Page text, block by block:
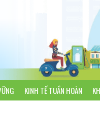
KINH TẾ TUẦN HOÀN